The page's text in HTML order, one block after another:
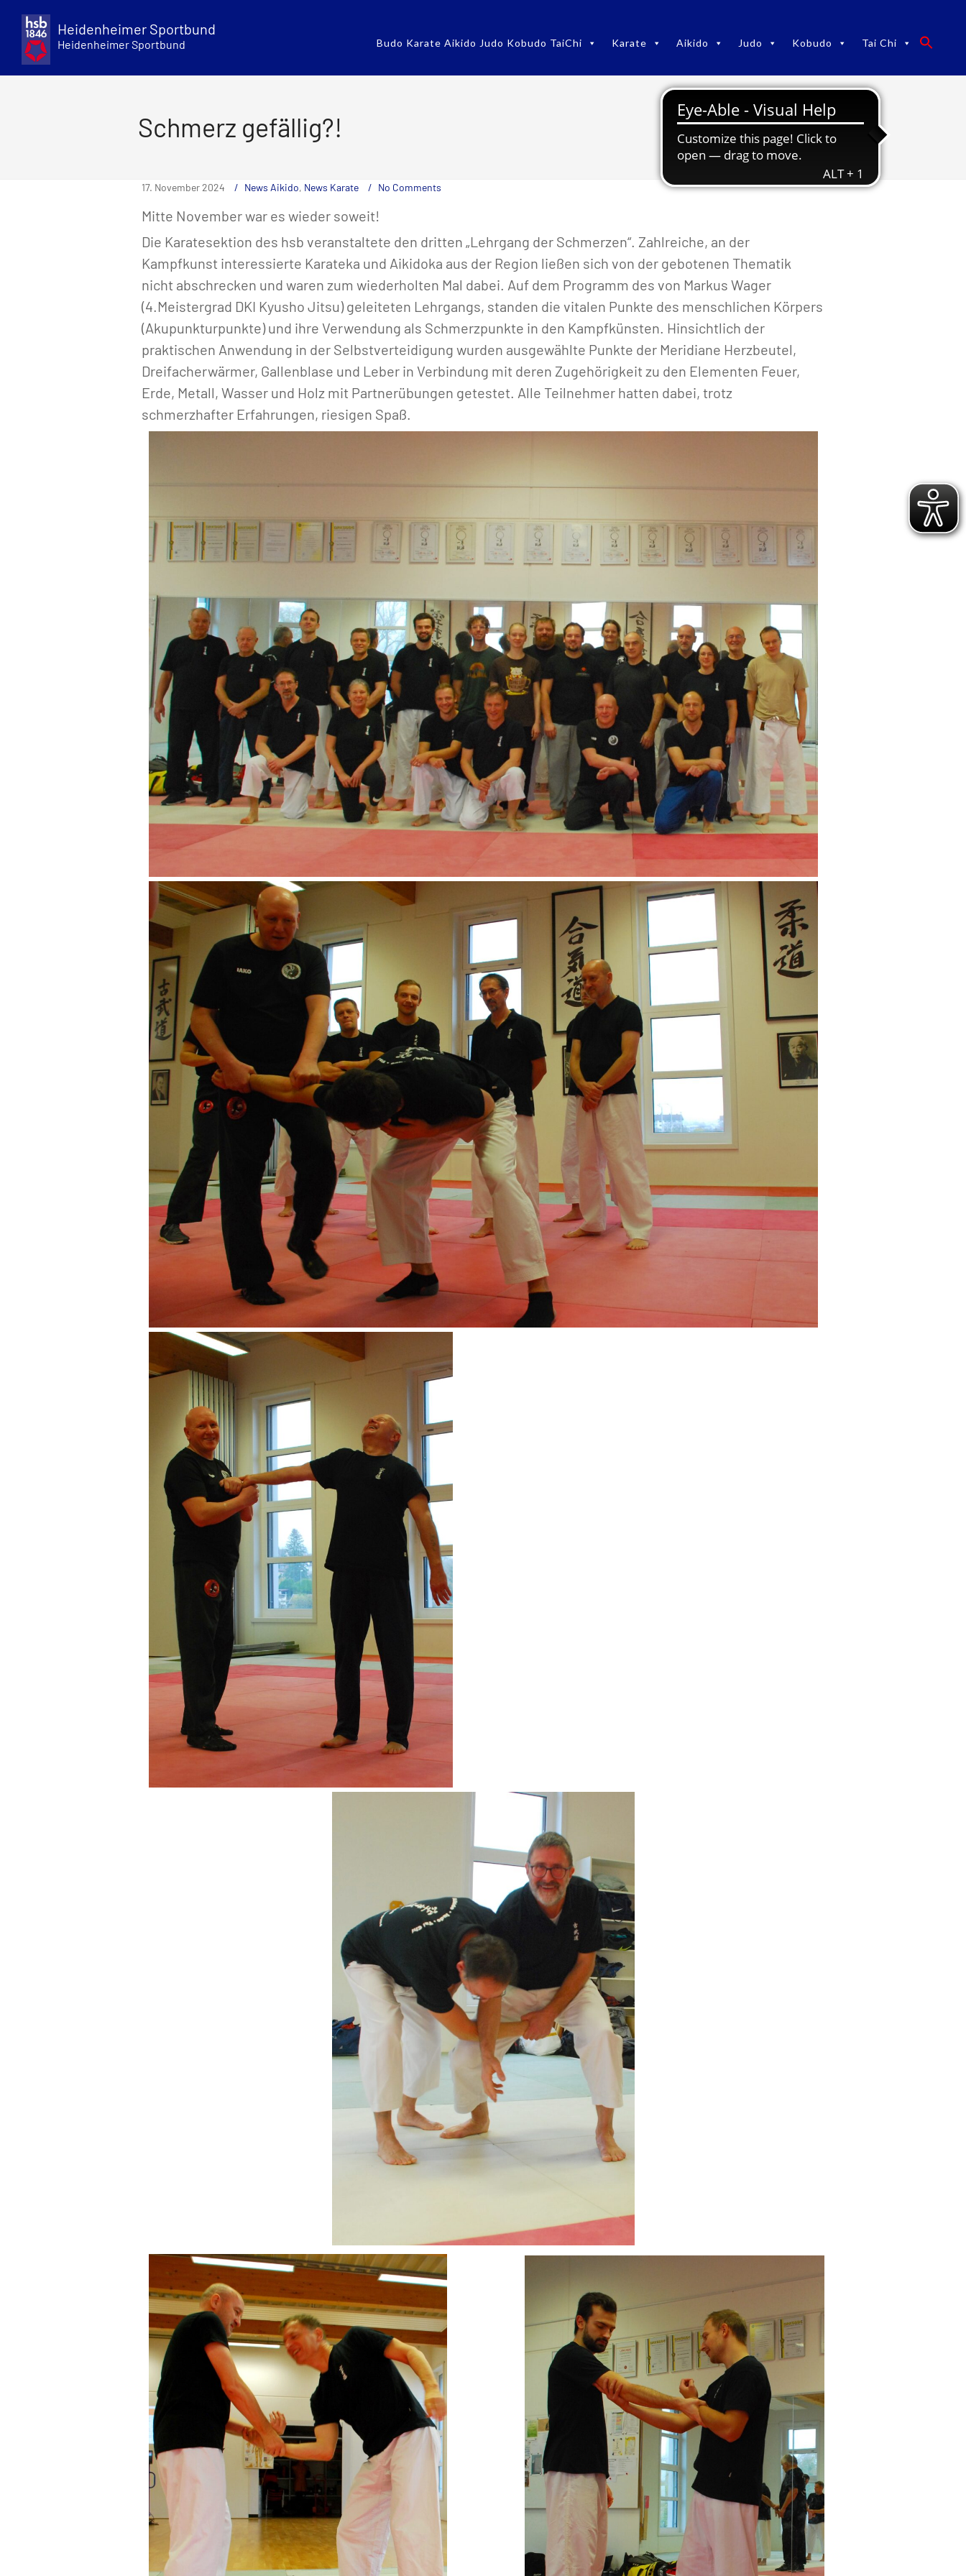
content
Heidenheimer Sportbund
Heidenheimer Sportbund Budo Karate Aikido Judo Kobudo TaiChi Karate Aikido Judo Kobudo Tai Chi
Schmerz gefällig?!
Schmerz gefällig?!
17. November 2024 News Aikido, News Karate No Comments
Mitte November war es wieder soweit!
Die Karatesektion des hsb veranstaltete den dritten „Lehrgang der Schmerzen“. Zahlreiche, an der
Kampfkunst interessierte Karateka und Aikidoka aus der Region ließen sich von der gebotenen Thematik
nicht abschrecken und waren zum wiederholten Mal dabei. Auf dem Programm des von Markus Wager
(4.Meistergrad DKI Kyusho Jitsu) geleiteten Lehrgangs, standen die vitalen Punkte des menschlichen Körpers
(Akupunkturpunkte) und ihre Verwendung als Schmerzpunkte in den Kampfkünsten. Hinsichtlich der
praktischen Anwendung in der Selbstverteidigung wurden ausgewählte Punkte der Meridiane Herzbeutel,
Dreifacherwärmer, Gallenblase und Leber in Verbindung mit deren Zugehörigkeit zu den Elementen Feuer,
Erde, Metall, Wasser und Holz mit Partnerübungen getestet. Alle Teilnehmer hatten dabei, trotz
schmerzhafter Erfahrungen, riesigen Spaß.